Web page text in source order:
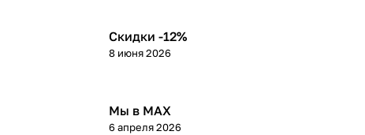
Скидки -12%
8 июня 2026
Мы в МАХ
6 апреля 2026